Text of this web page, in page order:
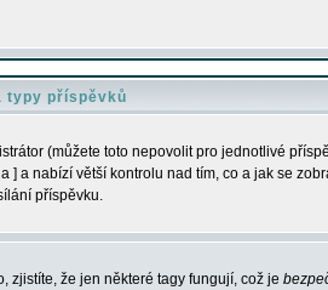
typy příspěvků
(můžete toto nepovolit pro jednotlivé
a nabízí větší kontrolu nad tím, co a jak se
příspěvku.
zjistíte, že jen některé tagy fungují, což je